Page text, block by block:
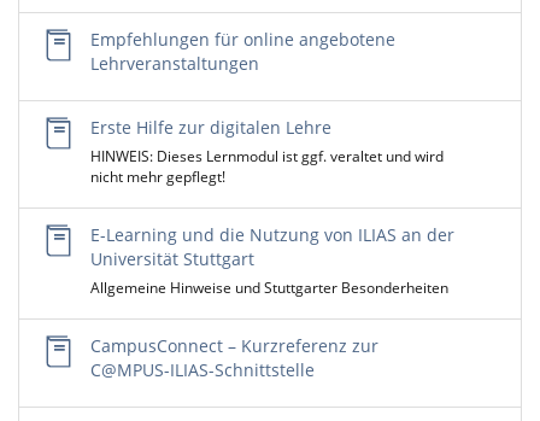
Empfehlungen für online angebotene
Lehrveranstaltungen
Erste Hilfe zur digitalen Lehre
HINWEIS: Dieses Lernmodul ist ggf. veraltet und wird
nicht mehr gepflegt!
E-Learning und die Nutzung von ILIAS an der
Universität Stuttgart
Allgemeine Hinweise und Stuttgarter Besonderheiten
CampusConnect – Kurzreferenz zur
C@MPUS-ILIAS-Schnittstelle